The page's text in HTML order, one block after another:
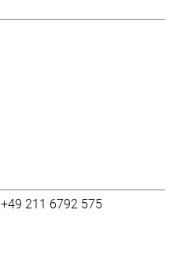
+49 211 6792 575